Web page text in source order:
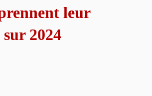
leur
2024